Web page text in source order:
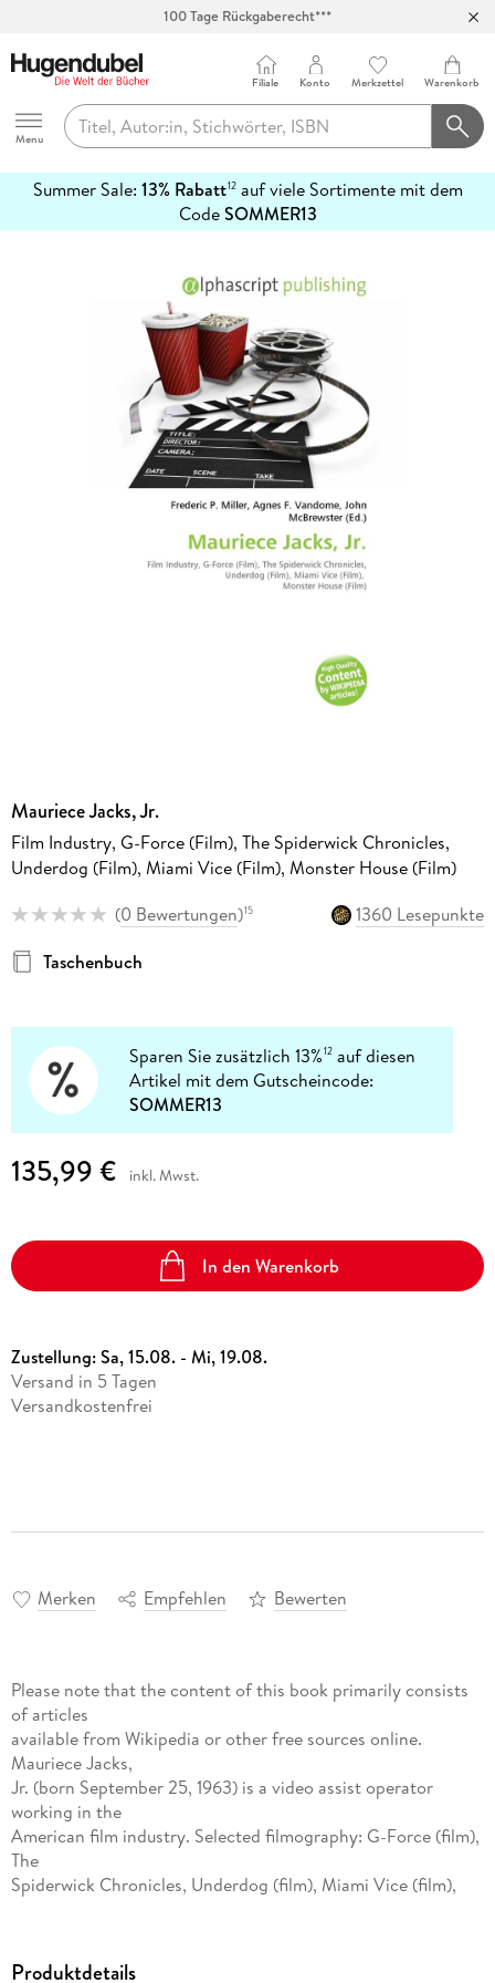
100 Tage Rückgaberecht***
Hugendubel
Menu
Filiale Konto Merkzettel Warenkorb
Summer Sale: 13% Rabatt12auf viele Sortimente mit dem
CodeSOMMER13
erfahren
Mauriece Jacks, Jr.
Film Industry, G-Force (Film), The Spiderwick Chronicles,
Underdog (Film), Miami Vice (Film), Monster House (Film)
(0 Bewertungen)15
1360 Lesepunkte
Taschenbuch
Sparen Sie zusätzlich 13%12 auf diesen
Artikel mit dem Gutscheincode:
SOMMER13
135,99 € inkl. Mwst.
In den Warenkorb
Zustellung:Sa, 15.08. - Mi, 19.08.
Versand in 5 Tagen
Versandkostenfrei
Merken Empfehlen Bewerten
Please note that the content of this book primarily consists
of articles
available from Wikipedia or other free sources online.
Mauriece Jacks,
Jr. (born September 25, 1963) is a video assist operator
working in the
American film industry. Selected filmography: G-Force (film),
The
Spiderwick Chronicles, Underdog (film), Miami Vice (film),
Produktdetails